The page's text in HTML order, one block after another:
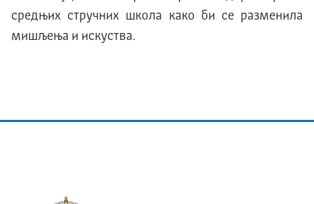
средњих стручних школа како би се разменила
мишљења и искуства.